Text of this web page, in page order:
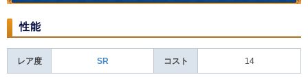
性能
レア度 SR コスト 14